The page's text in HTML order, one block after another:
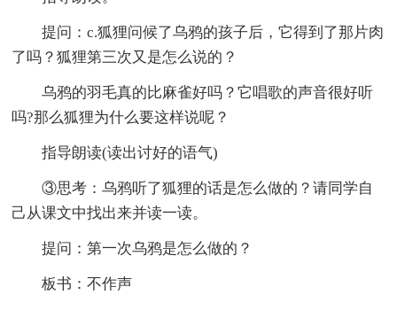
提问：c.狐狸问候了乌鸦的孩子后，它得到了那片肉
了吗？狐狸第三次又是怎么说的？
乌鸦的羽毛真的比麻雀好吗？它唱歌的声音很好听
吗?那么狐狸为什么要这样说呢？
指导朗读(读出讨好的语气)
③思考：乌鸦听了狐狸的话是怎么做的？请同学自
己从课文中找出来并读一读。
提问：第一次乌鸦是怎么做的？
板书：不作声